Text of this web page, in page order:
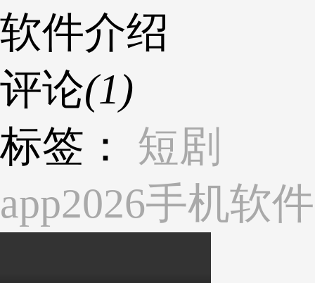
软件介绍
评论(1)
标签：
短剧
app2026手机软件